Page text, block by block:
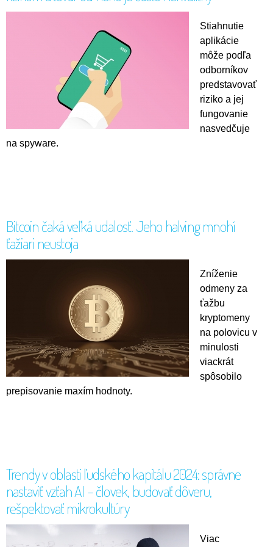
Stiahnutie
aplikácie
môže podľa
odborníkov
predstavovať
riziko a jej
fungovanie
nasvedčuje
na spyware.
Bitcoin čaká veľká udalosť. Jeho halving mnohí
ťažiari neustoja
Zníženie
odmeny za
ťažbu
kryptomeny
na polovicu v
minulosti
viackrát
spôsobilo
prepisovanie maxím hodnoty.
Trendy v oblasti ľudského kapitálu 2024: správne
nastaviť vzťah AI – človek, budovať dôveru,
rešpektovať mikrokultúry
Viac